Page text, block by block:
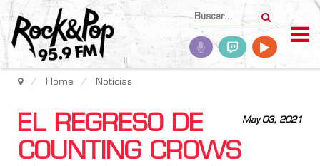
Home Noticias
May 03, 2021
EL REGRESO DE
COUNTING CROWS